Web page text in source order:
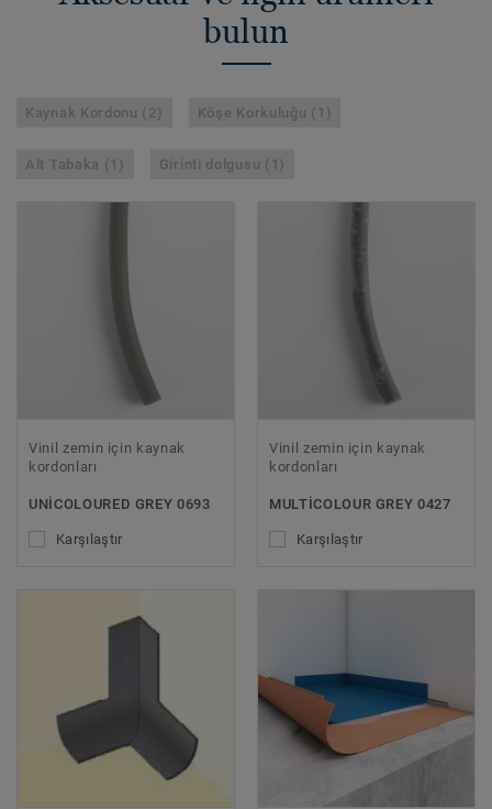
bulun
Kaynak Kordonu (2) Köşe Korkuluğu (1)
Alt Tabaka (1) Girinti dolgusu (1)
Vinil zemin için kaynak
kordonları
UNICOLOURED GREY 0693
Karşılaştır
Vinil zemin için kaynak
kordonları
MULTICOLOUR GREY 0427
Karşılaştır